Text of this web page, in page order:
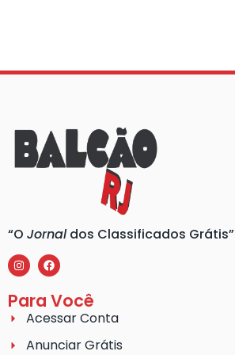
“O Jornaldos Classificados Grátis”
Para Você
Acessar Conta
Anunciar Grátis